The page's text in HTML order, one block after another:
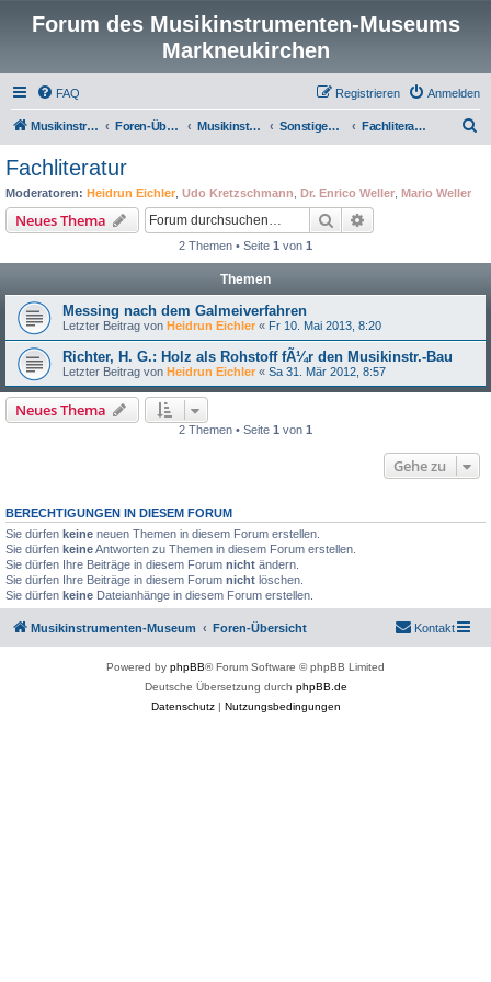
Forum des Musikinstrumenten-Museums
Markneukirchen
FAQ Anmelden
Registrieren
Musikinstrumenten-Museum Foren-Übersicht Musikinstrumentenmuseum Markneukirchen Sonstiges zum Instrumentenbau Fachliteratur
Fachliteratur
Moderatoren: Heidrun Eichler Udo Kretzschmann Dr. Enrico Weller Mario Weller
Neues Thema Suche
2 Themen • Seite 1 von 1
Themen
Messing nach dem Galmeiverfahren
Letzter Beitrag von Heidrun Eichler « Fr 10. Mai 2013, 8:20
Richter, H. G.: Holz als Rohstoff fÃ¼r den Musikinstr.-Bau
Letzter Beitrag von Heidrun Eichler « Sa 31. Mär 2012, 8:57
Neues Thema
2 Themen • Seite 1 von 1
Gehe zu
BERECHTIGUNGEN IN DIESEM FORUM
Sie dürfen keine neuen Themen in diesem Forum erstellen.
Sie dürfen keineAntworten zu Themen in diesem Forum erstellen.
Sie dürfen Ihre Beiträge in diesem Forum nicht ändern.
Sie dürfen Ihre Beiträge in diesem Forum nicht löschen.
Sie dürfen keine Dateianhänge in diesem Forum erstellen.
Musikinstrumenten-Museum Foren-Übersicht Kontakt
Powered by phpBB® Forum Software © phpBB Limited
Deutsche Übersetzung durch phpBB.de
Datenschutz| Nutzungsbedingungen